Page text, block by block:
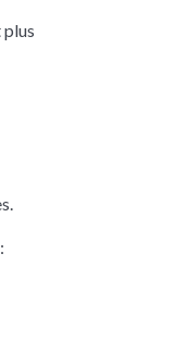
plus